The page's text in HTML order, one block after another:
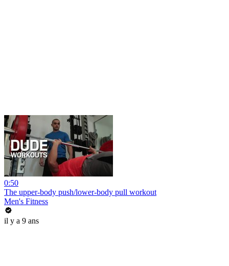
0:50
The upper-body push/lower-body pull workout
Men's Fitness
il y a 9 ans